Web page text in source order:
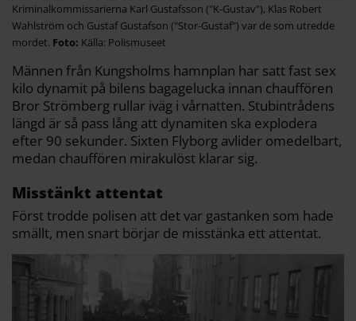
Kriminalkommissarierna Karl Gustafsson ("K-Gustav"), Klas Robert
Wahlström och Gustaf Gustafson ("Stor-Gustaf") var de som utredde
mordet.
Källa: Polismuseet
Männen från Kungsholms hamnplan har satt fast sex
kilo dynamit på bilens bagagelucka innan chauffören
Bror Strömberg rullar iväg i vårnatten. Stubintrådens
längd är så pass lång att dynamiten ska explodera
efter 90 sekunder. Sixten Flyborg avlider omedelbart,
medan chauffören mirakulöst klarar sig.
Misstänkt attentat
Först trodde polisen att det var gastanken som hade
smällt, men snart börjar de misstänka ett attentat.